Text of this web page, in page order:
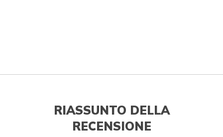
RIASSUNTO DELLA
RECENSIONE